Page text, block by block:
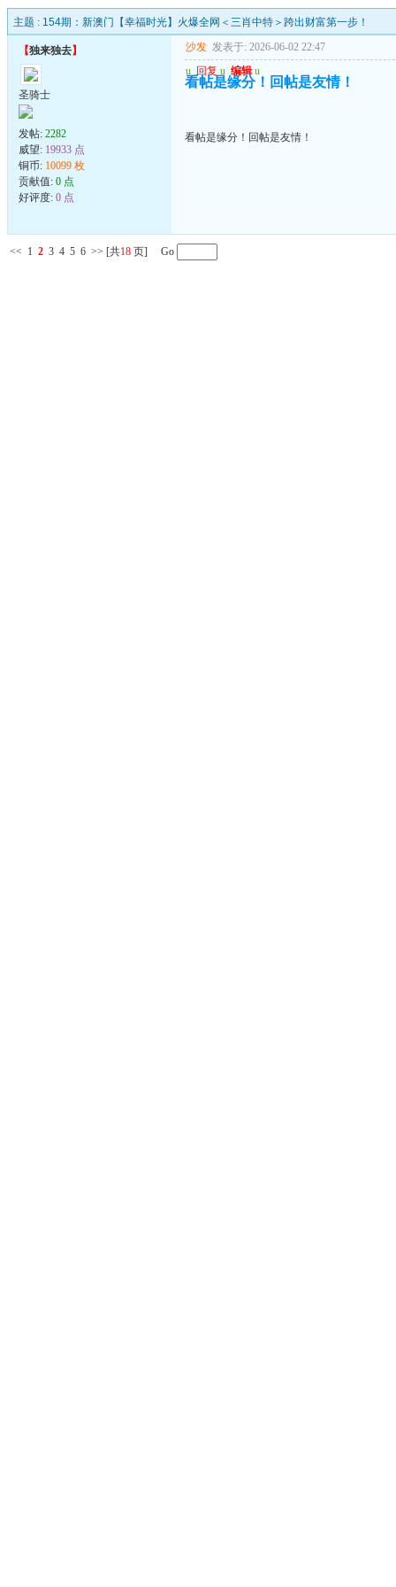
主题 : 154期：新澳门【幸福时光】火爆全网＜三肖中特＞跨出财富第一步！
【独来独去】
圣骑士
发帖: 2282
威望: 19933 点
铜币: 10099 枚
贡献值: 0 点
好评度: 0 点
沙发 发表于: 2026-06-02 22:47
u 回复 u 编辑 u
看帖是缘分！回帖是友情！
看帖是缘分！回帖是友情！
<< 1 2 3 4 5 6 >> [共18 页] Go